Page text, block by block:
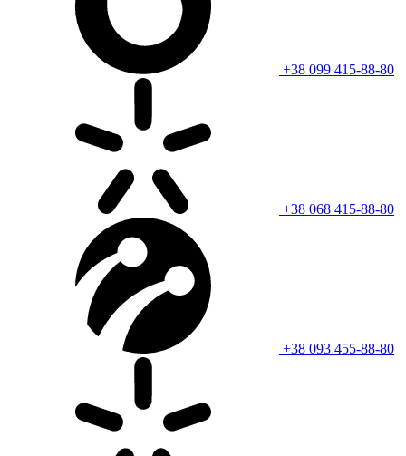
+38 099 415-88-80
+38 068 415-88-80
+38 093 455-88-80